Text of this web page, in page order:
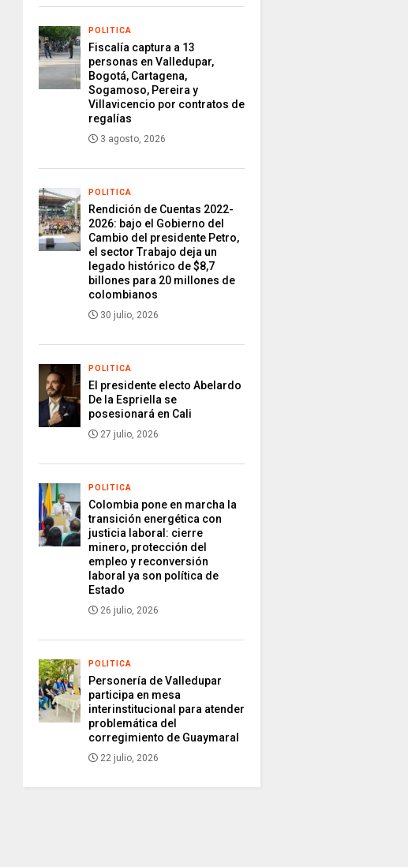
POLITICA
Fiscalía captura a 13
personas en Valledupar,
Bogotá, Cartagena,
Sogamoso, Pereira y
Villavicencio por contratos de
regalías
3 agosto, 2026
POLITICA
Rendición de Cuentas 2022-
2026: bajo el Gobierno del
Cambio del presidente Petro,
el sector Trabajo deja un
legado histórico de $8,7
billones para 20 millones de
colombianos
30 julio, 2026
POLITICA
El presidente electo Abelardo
De la Espriella se
posesionará en Cali
27 julio, 2026
POLITICA
Colombia pone en marcha la
transición energética con
justicia laboral: cierre
minero, protección del
empleo y reconversión
laboral ya son política de
Estado
26 julio, 2026
POLITICA
Personería de Valledupar
participa en mesa
interinstitucional para atender
problemática del
corregimiento de Guaymaral
22 julio, 2026